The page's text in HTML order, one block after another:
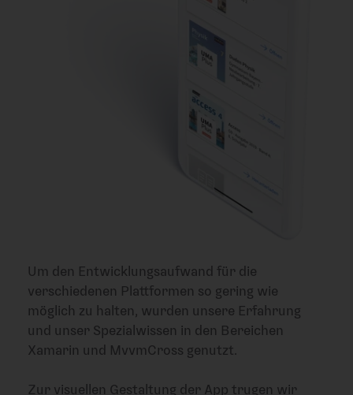
Um den Entwicklungsaufwand für die
verschiedenen Plattformen so gering wie
möglich zu halten, wurden unsere Erfahrung
und unser Spezialwissen in den Bereichen
Xamarin und MvvmCross genutzt.
Zur visuellen Gestaltung der App trugen wir